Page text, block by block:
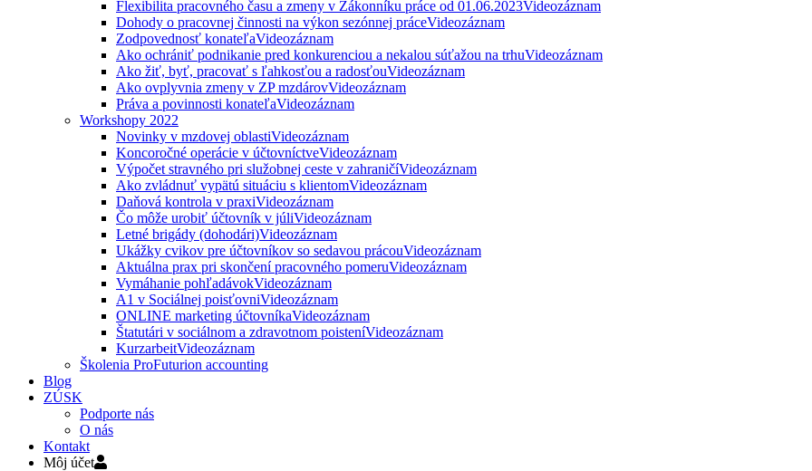
Flexibilita pracovného času a zmeny v Zákonníku práce od 01.06.2023Videozáznam
Dohody o pracovnej činnosti na výkon sezónnej práceVideozáznam
Zodpovednosť konateľaVideozáznam
Ako ochrániť podnikanie pred konkurenciou a nekalou súťažou na trhuVideozáznam
Ako žiť, byť, pracovať s ľahkosťou a radosťouVideozáznam
Ako ovplyvnia zmeny v ZP mzdárovVideozáznam
Práva a povinnosti konateľaVideozáznam
Workshopy 2022
Novinky v mzdovej oblastiVideozáznam
Koncoročné operácie v účtovníctveVideozáznam
Výpočet stravného pri služobnej ceste v zahraničíVideozáznam
Ako zvládnuť vypätú situáciu s klientomVideozáznam
Daňová kontrola v praxiVideozáznam
Čo môže urobiť účtovník v júliVideozáznam
Letné brigády (dohodári)Videozáznam
Ukážky cvikov pre účtovníkov so sedavou prácouVideozáznam
Aktuálna prax pri skončení pracovného pomeruVideozáznam
Vymáhanie pohľadávokVideozáznam
A1 v Sociálnej poisťovniVideozáznam
ONLINE marketing účtovníkaVideozáznam
Štatutári v sociálnom a zdravotnom poisteníVideozáznam
KurzarbeitVideozáznam
Školenia ProFuturion accounting
Blog
ZÚSK
Podporte nás
O nás
Kontakt
Môj účet